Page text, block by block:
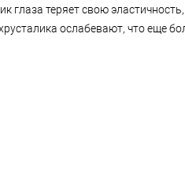
теряет свою эластичность,
ослабевают, что еще